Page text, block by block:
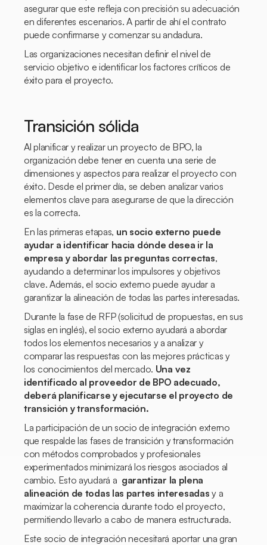
asegurar que este refleja con precisión su adecuación
en diferentes escenarios. A partir de ahí el contrato
puede confirmarse y comenzar su andadura.
Las organizaciones necesitan definir el nivel de
servicio objetivo e identificar los factores críticos de
éxito para el proyecto.
Transición sólida
Al planificar y realizar un proyecto de BPO, la
organización debe tener en cuenta una serie de
dimensiones y aspectos para realizar el proyecto con
éxito. Desde el primer día, se deben analizar varios
elementos clave para asegurarse de que la dirección
es la correcta.
En las primeras etapas, un socio externo puede
ayudar a identificar hacia dónde desea ir la
empresa y abordar las preguntas correctas,
ayudando a determinar los impulsores y objetivos
clave. Además, el socio externo puede ayudar a
garantizar la alineación de todas las partes interesadas.
Durante la fase de RFP (solicitud de propuestas, en sus
siglas en inglés), el socio externo ayudará a abordar
todos los elementos necesarios y a analizar y
comparar las respuestas con las mejores prácticas y
los conocimientos del mercado. Una vez
identificado al proveedor de BPO adecuado,
deberá planificarse y ejecutarse el proyecto de
transición y transformación.
La participación de un socio de integración externo
que respalde las fases de transición y transformación
con métodos comprobados y profesionales
experimentados minimizará los riesgos asociados al
cambio. Esto ayudará a garantizar la plena
alineación de todas las partes interesadas y a
maximizar la coherencia durante todo el proyecto,
permitiendo llevarlo a cabo de manera estructurada.
Este socio de integración necesitará aportar una gran